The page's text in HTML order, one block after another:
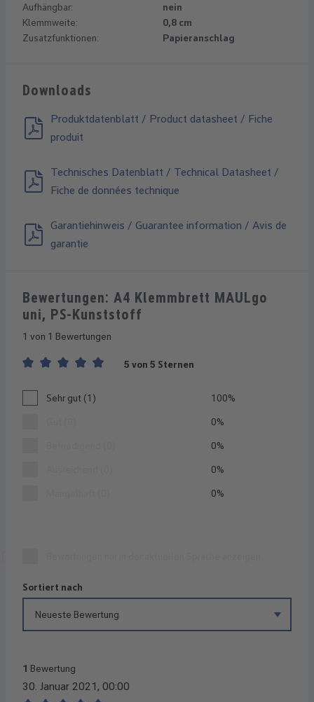
Aufhängbar:
nein
Klemmweite:
0,8 cm
Zusatzfunktionen:
Papieranschlag
Downloads
Produktdatenblatt / Product datasheet / Fiche
produit
Technisches Datenblatt / Technical Datasheet /
Fiche de données technique
Garantiehinweis / Guarantee information / Avis de
garantie
Bewertungen: A4 Klemmbrett MAULgo
uni, PS-Kunststoff
1 von 1 Bewertungen
5 von 5 Sternen
Sehr gut (1) 100%
0%
0%
0%
0%
Sortiert nach
1 Bewertung
30. Januar 2021, 00:00